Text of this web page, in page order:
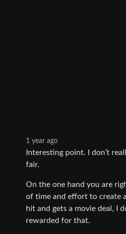
1 year ago
Interesting point. I don’t
fair.
On the one hand you are
of time and effort to create
hit and gets a movie deal, I
rewarded for that.